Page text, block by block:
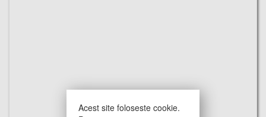
Acest site foloseste cookie.